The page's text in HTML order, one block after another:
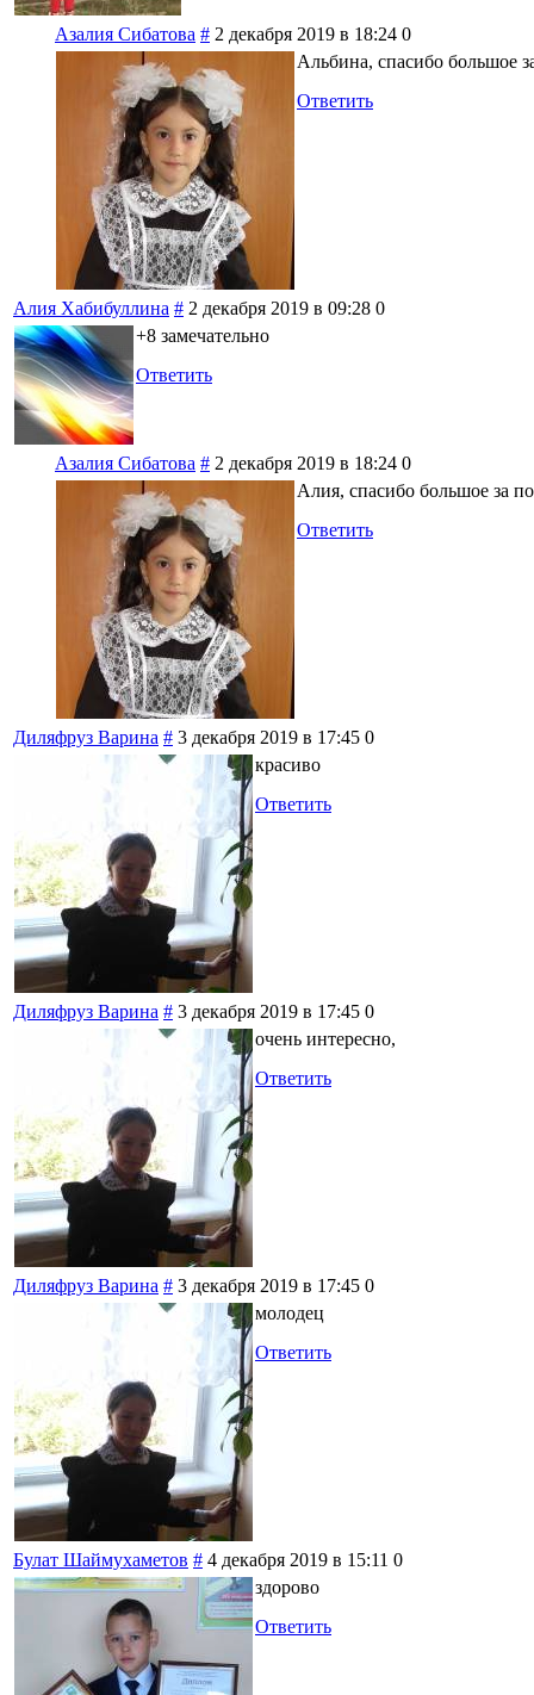
Азалия Сибатова # 2 декабря 2019 в 18:24 0
Альбина, спасибо большое
Ответить
Алия Хабибуллина # 2 декабря 2019 в 09:28 0
+8 замечательно
Ответить
Азалия Сибатова # 2 декабря 2019 в 18:24 0
Алия, спасибо большое за
Ответить
Диляфруз Варина # 3 декабря 2019 в 17:45 0
красиво
Ответить
Диляфруз Варина # 3 декабря 2019 в 17:45 0
очень интересно,
Ответить
Диляфруз Варина # 3 декабря 2019 в 17:45 0
молодец
Ответить
Булат Шаймухаметов # 4 декабря 2019 в 15:11 0
здорово
Ответить